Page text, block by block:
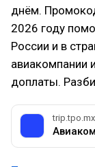
днём.
2026 году
России и в
авиакомпании
доплаты.
trip.tpo.mx